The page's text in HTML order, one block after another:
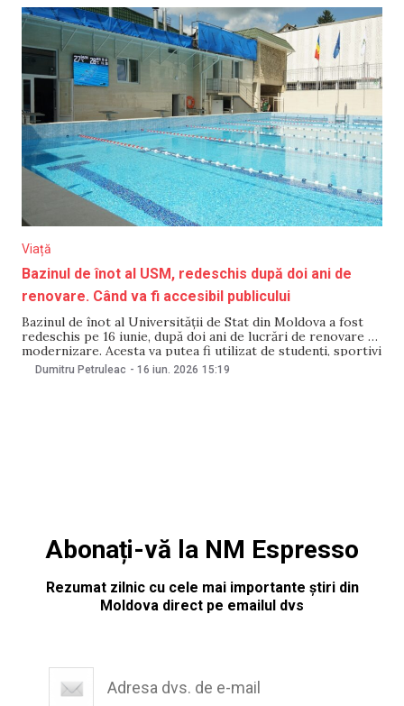
prima dată când
Viață
Bazinul de înot al USM, redeschis după doi ani de
renovare. Când va fi accesibil publicului
Bazinul de înot al Universității de Stat din Moldova a fost
redeschis pe 16 iunie, după doi ani de lucrări de renovare și
modernizare. Acesta va putea fi utilizat de studenți, sportivi
și de publicul larg începând cu 25 iunie. Investiția totală în
Dumitru Petruleac - 16 iun. 2026 15:19
Abonați-vă la NM Espresso
Rezumat zilnic cu cele mai importante știri din
Moldova direct pe emailul dvs